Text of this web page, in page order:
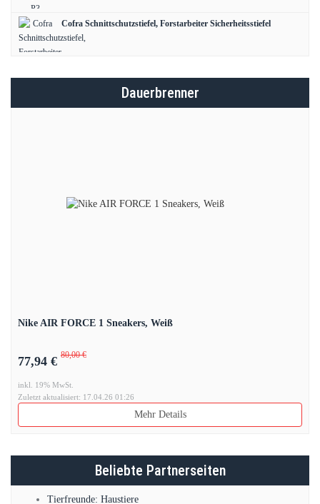
Cofra Schnittschutzstiefel, Forstarbeiter Sicherheitsstiefel
Dauerbrenner
Nike AIR FORCE 1 Sneakers, Weiß
77,94 € 80,00 €
inkl. 19% MwSt.
Zuletzt aktualisiert: 17.04.26 01:26
Mehr Details
Beliebte Partnerseiten
Tierfreunde: Haustiere